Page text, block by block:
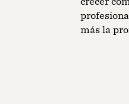
más la